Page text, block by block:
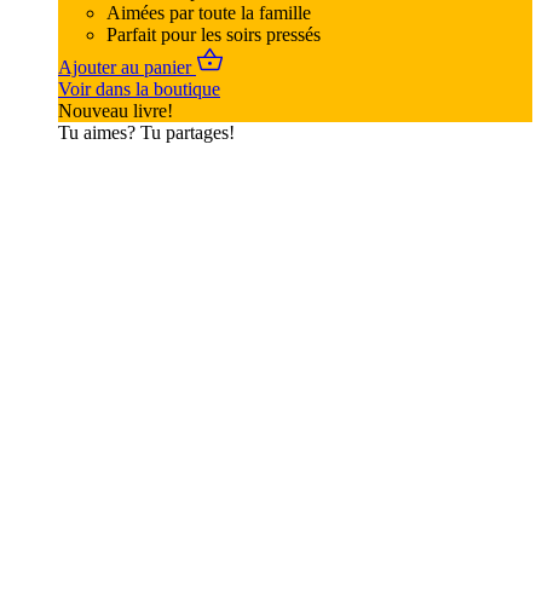
Aimées par toute la famille
Parfait pour les soirs pressés
Ajouter au panier
Voir dans la boutique
Nouveau livre!
Tu aimes? Tu partages!